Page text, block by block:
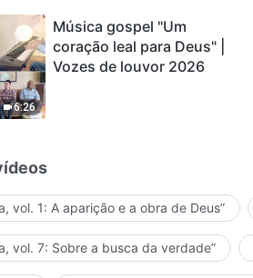
6:26
Música gospel "Um
coração leal para Deus" |
Vozes de louvor 2026
vol. 1: A aparição e a obra de Deus”
vol. 7: Sobre a busca da verdade”